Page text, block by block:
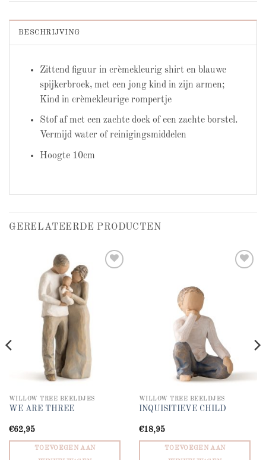
BESCHRIJVING
Zittend figuur in crèmekleurig shirt en blauwe
spijkerbroek, met een jong kind in zijn armen;
Kind in crèmekleurige rompertje
Stof af met een zachte doek of een zachte borstel.
Vermijd water of reinigingsmiddelen
Hoogte 10cm
GERELATEERDE PRODUCTEN
WILLOW TREE BEELDJES
WE ARE THREE
€62,95
TOEVOEGEN AAN
WILLOW TREE BEELDJES
INQUISITIEVE CHILD
€18,95
TOEVOEGEN AAN